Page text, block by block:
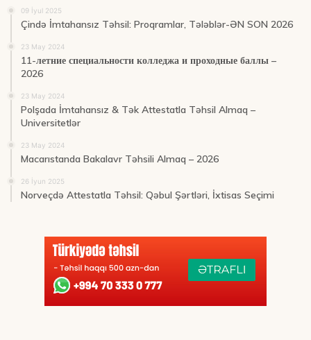
09 İyul 2025
Çində İmtahansız Təhsil: Proqramlar, Tələblər-ƏN SON 2026
23 May 2024
11-летние специальности колледжа и проходные баллы –
2026
23 May 2024
Polşada İmtahansız & Tək Attestatla Təhsil Almaq –
Universitetlər
23 May 2024
Macarıstanda Bakalavr Təhsili Almaq – 2026
26 İyun 2025
Norveçdə Attestatla Təhsil: Qəbul Şərtləri, İxtisas Seçimi